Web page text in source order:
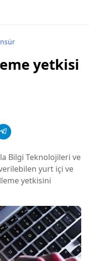
yetkisi
Bilgi Teknolojileri ve
yurt içi ve
yetkisini